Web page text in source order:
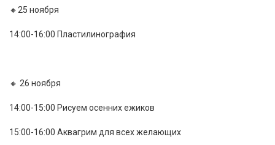
🔸25 ноября
14:00-16:00 Пластилинография
🔸 26 ноября
14:00-15:00 Рисуем осенних ежиков
15:00-16:00 Аквагрим для всех желающих